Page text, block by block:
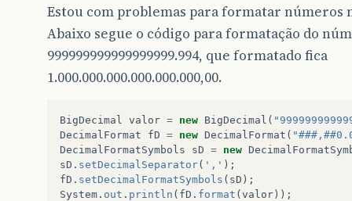
Estou com problemas para formatar números
Abaixo segue o código para formatação do
999999999999999999.994, que formatado fica
1.000.000.000.000.000.000,00.
BigDecimal valor = new BigDecimal (
DecimalFormat
fD = new DecimalFormat (
DecimalFormatSymbols
sD = new
sD . setDecimalSeparator( ',' );
fD . setDecimalFormatSymbols ( sD );
System . out . println ( fD . format ( valor ));